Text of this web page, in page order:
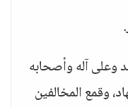
آله وأصحابه
وقمع المخالفين